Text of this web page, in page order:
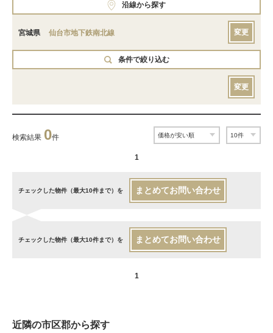
沿線から探す
宮城県 仙台市地下鉄南北線 変更
条件で絞り込む
変更
検索結果 0件
1
チェックした物件（最大10件まで）を まとめてお問い合わせ
チェックした物件（最大10件まで）を まとめてお問い合わせ
1
近隣の市区郡から探す